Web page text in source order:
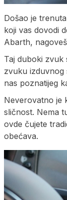
Došao je
koji vas dovodi
Abarth,
Taj duboki zvuk
zvuku izduvnog
nas poznatijeg
Neverovatno je
sličnost. Nema
ovde čujete
obećava.